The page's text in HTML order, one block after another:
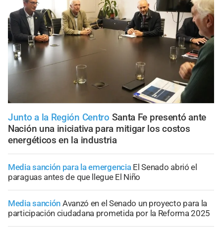
Junto a la Región Centro Santa Fe presentó ante
Nación una iniciativa para mitigar los costos
energéticos en la industria
Media sanción para la emergencia El Senado abrió el
paraguas antes de que llegue El Niño
Media sanción Avanzó en el Senado un proyecto para la
participación ciudadana prometida por la Reforma 2025